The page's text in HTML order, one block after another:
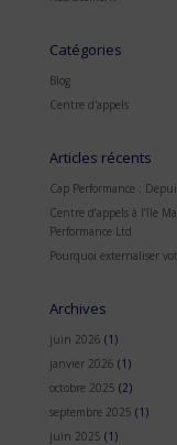
Catégories
Blog
Centre d'appels
Articles récents
Cap Performance :
Centre d’appels à l’île
Performance Ltd
Pourquoi externaliser
Archives
juin 2026 (1)
janvier 2026 (1)
octobre 2025 (2)
septembre 2025 (1)
juin 2025 (1)